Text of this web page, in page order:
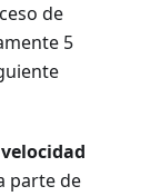
de
5
parte de